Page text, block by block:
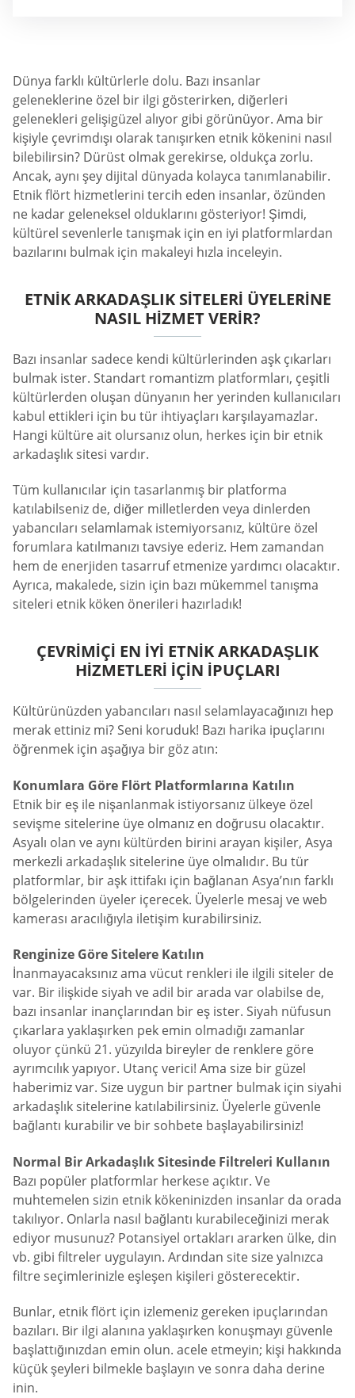
Dünya farklı kültürlerle dolu. Bazı insanlar
geleneklerine özel bir ilgi gösterirken, diğerleri
gelenekleri gelişigüzel alıyor gibi görünüyor. Ama bir
kişiyle çevrimdışı olarak tanışırken etnik kökenini nasıl
bilebilirsin? Dürüst olmak gerekirse, oldukça zorlu.
Ancak, aynı şey dijital dünyada kolayca tanımlanabilir.
Etnik flört hizmetlerini tercih eden insanlar, özünden
ne kadar geleneksel olduklarını gösteriyor! Şimdi,
kültürel sevenlerle tanışmak için en iyi platformlardan
bazılarını bulmak için makaleyi hızla inceleyin.
ETNIK ARKADAŞLIK SITELERI ÜYELERINE
NASIL HIZMET VERIR?
Bazı insanlar sadece kendi kültürlerinden aşk çıkarları
bulmak ister. Standart romantizm platformları, çeşitli
kültürlerden oluşan dünyanın her yerinden kullanıcıları
kabul ettikleri için bu tür ihtiyaçları karşılayamazlar.
Hangi kültüre ait olursanız olun, herkes için bir etnik
arkadaşlık sitesi vardır.
Tüm kullanıcılar için tasarlanmış bir platforma
katılabilseniz de, diğer milletlerden veya dinlerden
yabancıları selamlamak istemiyorsanız, kültüre özel
forumlara katılmanızı tavsiye ederiz. Hem zamandan
hem de enerjiden tasarruf etmenize yardımcı olacaktır.
Ayrıca, makalede, sizin için bazı mükemmel tanışma
siteleri etnik köken önerileri hazırladık!
ÇEVRIMIÇI EN İYI ETNIK ARKADAŞLIK
HIZMETLERI IÇIN İPUÇLARI
Kültürünüzden yabancıları nasıl selamlayacağınızı hep
merak ettiniz mi? Seni koruduk! Bazı harika ipuçlarını
öğrenmek için aşağıya bir göz atın:
Konumlara Göre Flört Platformlarına Katılın
Etnik bir eş ile nişanlanmak istiyorsanız ülkeye özel
sevişme sitelerine üye olmanız en doğrusu olacaktır.
Asyalı olan ve aynı kültürden birini arayan kişiler, Asya
merkezli arkadaşlık sitelerine üye olmalıdır. Bu tür
platformlar, bir aşk ittifakı için bağlanan Asya’nın farklı
bölgelerinden üyeler içerecek. Üyelerle mesaj ve web
kamerası aracılığıyla iletişim kurabilirsiniz.
Renginize Göre Sitelere Katılın
İnanmayacaksınız ama vücut renkleri ile ilgili siteler de
var. Bir ilişkide siyah ve adil bir arada var olabilse de,
bazı insanlar inançlarından bir eş ister. Siyah nüfusun
çıkarlara yaklaşırken pek emin olmadığı zamanlar
oluyor çünkü 21. yüzyılda bireyler de renklere göre
ayrımcılık yapıyor. Utanç verici! Ama size bir güzel
haberimiz var. Size uygun bir partner bulmak için siyahi
arkadaşlık sitelerine katılabilirsiniz. Üyelerle güvenle
bağlantı kurabilir ve bir sohbete başlayabilirsiniz!
Normal Bir Arkadaşlık Sitesinde Filtreleri Kullanın
Bazı popüler platformlar herkese açıktır. Ve
muhtemelen sizin etnik kökeninizden insanlar da orada
takılıyor. Onlarla nasıl bağlantı kurabileceğinizi merak
ediyor musunuz? Potansiyel ortakları ararken ülke, din
vb. gibi filtreler uygulayın. Ardından site size yalnızca
filtre seçimlerinizle eşleşen kişileri gösterecektir.
Bunlar, etnik flört için izlemeniz gereken ipuçlarından
bazıları. Bir ilgi alanına yaklaşırken konuşmayı güvenle
başlattığınızdan emin olun. acele etmeyin; kişi hakkında
küçük şeyleri bilmekle başlayın ve sonra daha derine
inin.